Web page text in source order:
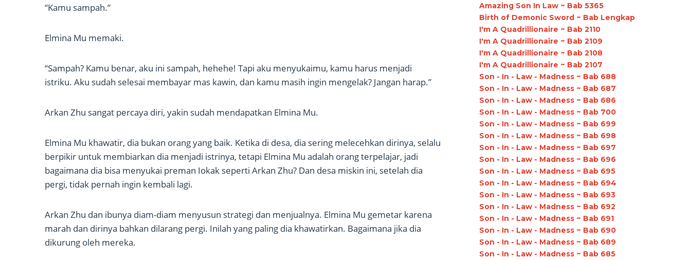
“Kamu sampah.”
Elmina Mu memaki.
“Sampah? Kamu benar, aku ini sampah, hehehe! Tapi aku menyukaimu, kamu harus menjadi
istriku. Aku sudah selesai membayar mas kawin, dan kamu masih ingin mengelak? Jangan harap.”
Arkan Zhu sangat percaya diri, yakin sudah mendapatkan Elmina Mu.
Elmina Mu khawatir, dia bukan orang yang baik. Ketika di desa, dia sering melecehkan dirinya, selalu
berpikir untuk membiarkan dia menjadi istrinya, tetapi Elmina Mu adalah orang terpelajar, jadi
bagaimana dia bisa menyukai preman Iokak seperti Arkan Zhu? Dan desa miskin ini, setelah dia
pergi, tidak pernah ingin kembali lagi.
Arkan Zhu dan ibunya diam-diam menyusun strategi dan menjualnya. Elmina Mu gemetar karena
marah dan dirinya bahkan dilarang pergi. Inilah yang paling dia khawatirkan. Bagaimana jika dia
dikurung oleh mereka.
Amazing Son In Law ~ Bab 5365
Birth of Demonic Sword ~ Bab Lengkap
I'm A Quadrillionaire ~ Bab 2110
I'm A Quadrillionaire ~ Bab 2109
I'm A Quadrillionaire ~ Bab 2108
I'm A Quadrillionaire ~ Bab 2107
Son - In - Law - Madness ~ Bab 688
Son - In - Law - Madness ~ Bab 687
Son - In - Law - Madness ~ Bab 686
Son - In - Law - Madness ~ Bab 700
Son - In - Law - Madness ~ Bab 699
Son - In - Law - Madness ~ Bab 698
Son - In - Law - Madness ~ Bab 697
Son - In - Law - Madness ~ Bab 696
Son - In - Law - Madness ~ Bab 695
Son - In - Law - Madness ~ Bab 694
Son - In - Law - Madness ~ Bab 693
Son - In - Law - Madness ~ Bab 692
Son - In - Law - Madness ~ Bab 691
Son - In - Law - Madness ~ Bab 690
Son - In - Law - Madness ~ Bab 689
Son - In - Law - Madness ~ Bab 685